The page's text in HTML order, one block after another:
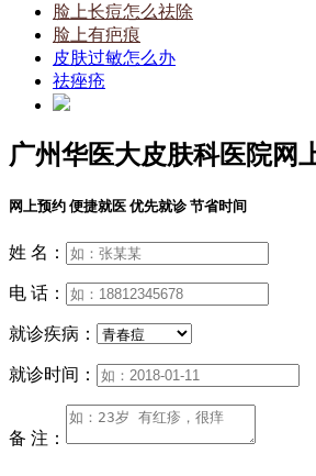
脸上长痘怎么祛除
脸上有疤痕
皮肤过敏怎么办
祛痤疮
广州华医大皮肤科医院网
网上预约 便捷就医 优先就诊 节省时间
姓 名：
电 话：
就诊疾病：
就诊时间：
备 注：